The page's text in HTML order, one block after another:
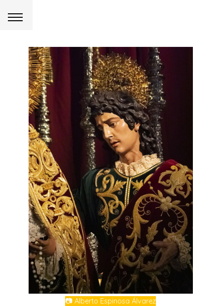
📷 Alberto Espinosa Álvarez